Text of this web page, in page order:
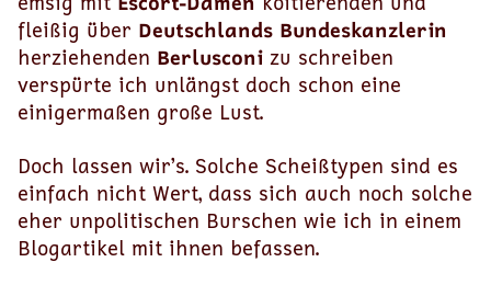
fleißig über Deutschlands Bundeskanzlerin
herziehenden Berlusconi zu schreiben
verspürte ich unlängst doch schon eine
einigermaßen große Lust.
Doch lassen wir’s. Solche Scheißtypen sind es
einfach nicht Wert, dass sich auch noch solche
eher unpolitischen Burschen wie ich in einem
Blogartikel mit ihnen befassen.